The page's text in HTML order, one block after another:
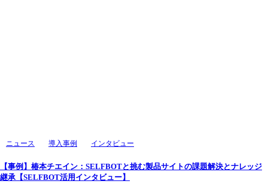
ニュース 導入事例 インタビュー
【事例】椿本チエイン：SELFBOTと挑む製品サイトの課題解決とナレッジ
継承【SELFBOT活用インタビュー】